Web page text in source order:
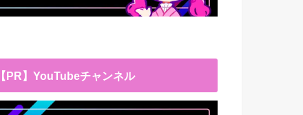
【PR】YouTubeチャンネル